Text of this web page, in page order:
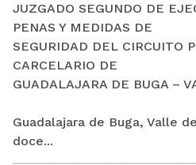
JUZGADO SEGUNDO DE
PENAS Y MEDIDAS DE
SEGURIDAD DEL CIRCUITO
CARCELARIO DE
GUADALAJARA DE BUGA –
Guadalajara de Buga, Valle
doce...